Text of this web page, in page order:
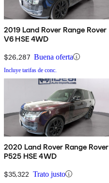
2019 Land Rover Range Rover
V6 HSE 4WD
$26,287 Buena oferta
Incluye tarifas de conc.
2020 Land Rover Range Rover
P525 HSE 4WD
$35,322 Trato justo